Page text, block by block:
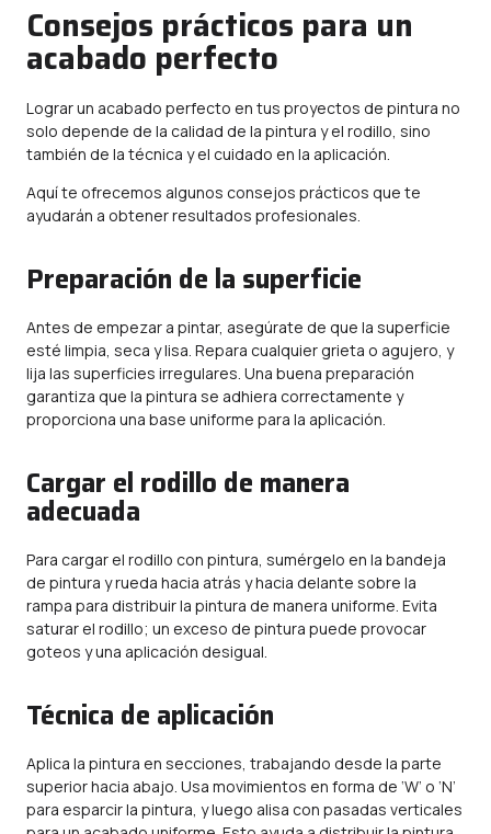
Consejos prácticos para un
acabado perfecto
Lograr un acabado perfecto en tus proyectos de pintura no
solo depende de la calidad de la pintura y el rodillo, sino
también de la técnica y el cuidado en la aplicación.
Aquí te ofrecemos algunos consejos prácticos que te
ayudarán a obtener resultados profesionales.
Preparación de la superficie
Antes de empezar a pintar, asegúrate de que la superficie
esté limpia, seca y lisa. Repara cualquier grieta o agujero, y
lija las superficies irregulares. Una buena preparación
garantiza que la pintura se adhiera correctamente y
proporciona una base uniforme para la aplicación.
Cargar el rodillo de manera
adecuada
Para cargar el rodillo con pintura, sumérgelo en la bandeja
de pintura y rueda hacia atrás y hacia delante sobre la
rampa para distribuir la pintura de manera uniforme. Evita
saturar el rodillo; un exceso de pintura puede provocar
goteos y una aplicación desigual.
Técnica de aplicación
Aplica la pintura en secciones, trabajando desde la parte
superior hacia abajo. Usa movimientos en forma de ‘W’ o ‘N’
para esparcir la pintura, y luego alisa con pasadas verticales